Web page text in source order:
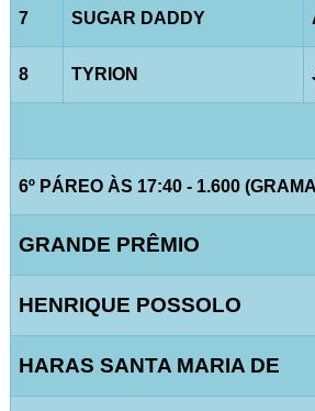
7 SUGAR DADDY
8 TYRION
6º PÁREO ÀS 17:40 - 1.600
GRANDE PRÊMIO
HENRIQUE POSSOLO
HARAS SANTA MARIA DE